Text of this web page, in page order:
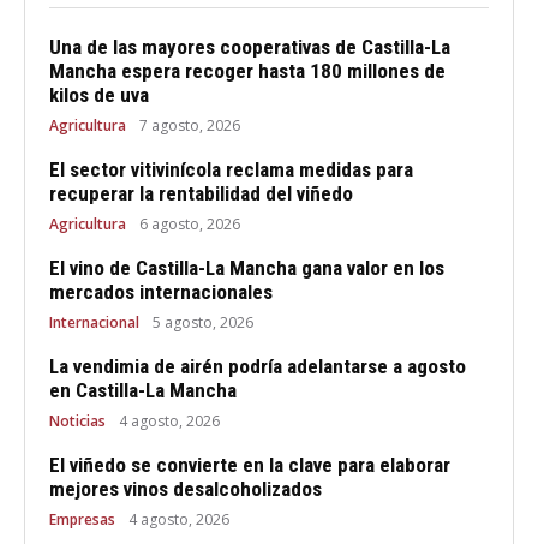
Una de las mayores cooperativas de Castilla-La
Mancha espera recoger hasta 180 millones de
kilos de uva
Agricultura 7 agosto, 2026
El sector vitivinícola reclama medidas para
recuperar la rentabilidad del viñedo
Agricultura 6 agosto, 2026
El vino de Castilla-La Mancha gana valor en los
mercados internacionales
Internacional 5 agosto, 2026
La vendimia de airén podría adelantarse a agosto
en Castilla-La Mancha
Noticias 4 agosto, 2026
El viñedo se convierte en la clave para elaborar
mejores vinos desalcoholizados
Empresas 4 agosto, 2026